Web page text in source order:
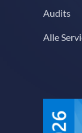
Audits
Alle